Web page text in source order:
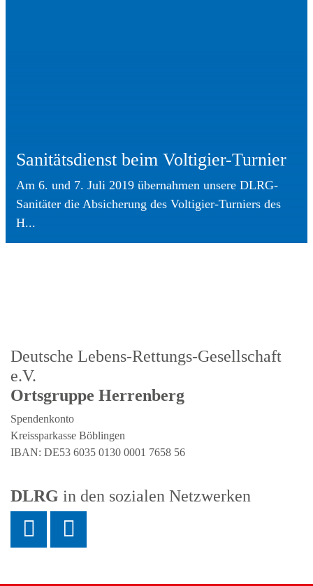
Sanitätsdienst beim Voltigier-Turnier
Am 6. und 7. Juli 2019 übernahmen unsere DLRG-
Sanitäter die Absicherung des Voltigier-Turniers des
H...
Deutsche Lebens-Rettungs-Gesellschaft
e.V.
Ortsgruppe Herrenberg
Spendenkonto
Kreissparkasse Böblingen
IBAN: DE53 6035 0130 0001 7658 56
DLRG in den sozialen Netzwerken